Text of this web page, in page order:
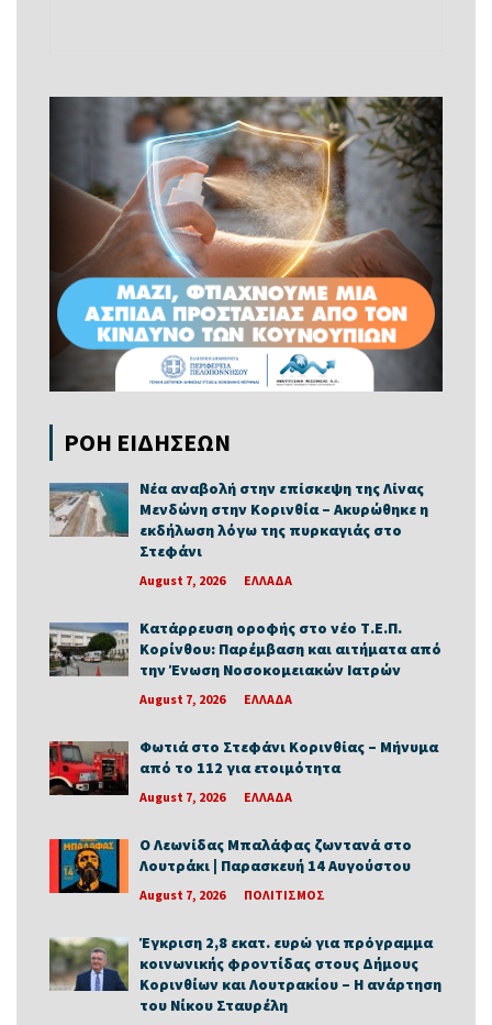
ΡΟΗ ΕΙΔΗΣΕΩΝ
Νέα αναβολή στην επίσκεψη της Λίνας
Μενδώνη στην Κορινθία – Ακυρώθηκε η
εκδήλωση λόγω της πυρκαγιάς στο
Στεφάνι
August 7, 2026 ΕΛΛΑΔΑ
Κατάρρευση οροφής στο νέο Τ.Ε.Π.
Κορίνθου: Παρέμβαση και αιτήματα από
την Ένωση Νοσοκομειακών Ιατρών
August 7, 2026 ΕΛΛΑΔΑ
Φωτιά στο Στεφάνι Κορινθίας – Μήνυμα
από το 112 για ετοιμότητα
August 7, 2026 ΕΛΛΑΔΑ
Ο Λεωνίδας Μπαλάφας ζωντανά στο
Λουτράκι | Παρασκευή 14 Αυγούστου
August 7, 2026 ΠΟΛΙΤΙΣΜΟΣ
Έγκριση 2,8 εκατ. ευρώ για πρόγραμμα
κοινωνικής φροντίδας στους Δήμους
Κορινθίων και Λουτρακίου – Η ανάρτηση
του Νίκου Σταυρέλη